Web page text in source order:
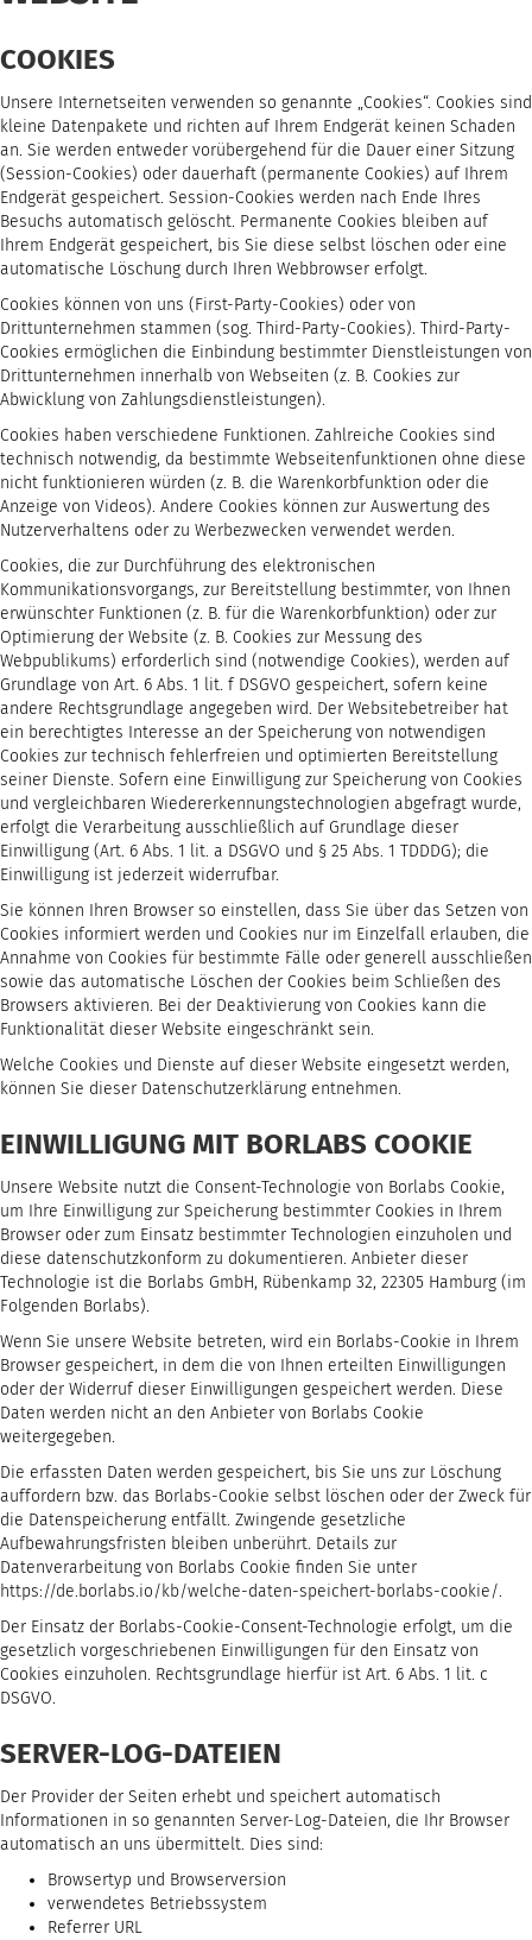
COOKIES
Unsere Internetseiten verwenden so genannte „Cookies“. Cookies sind
kleine Datenpakete und richten auf Ihrem Endgerät keinen Schaden
an. Sie werden entweder vorübergehend für die Dauer einer Sitzung
(Session-Cookies) oder dauerhaft (permanente Cookies) auf Ihrem
Endgerät gespeichert. Session-Cookies werden nach Ende Ihres
Besuchs automatisch gelöscht. Permanente Cookies bleiben auf
Ihrem Endgerät gespeichert, bis Sie diese selbst löschen oder eine
automatische Löschung durch Ihren Webbrowser erfolgt.
Cookies können von uns (First-Party-Cookies) oder von
Drittunternehmen stammen (sog. Third-Party-Cookies). Third-Party-
Cookies ermöglichen die Einbindung bestimmter Dienstleistungen von
Drittunternehmen innerhalb von Webseiten (z. B. Cookies zur
Abwicklung von Zahlungsdienstleistungen).
Cookies haben verschiedene Funktionen. Zahlreiche Cookies sind
technisch notwendig, da bestimmte Webseitenfunktionen ohne diese
nicht funktionieren würden (z. B. die Warenkorbfunktion oder die
Anzeige von Videos). Andere Cookies können zur Auswertung des
Nutzerverhaltens oder zu Werbezwecken verwendet werden.
Cookies, die zur Durchführung des elektronischen
Kommunikationsvorgangs, zur Bereitstellung bestimmter, von Ihnen
erwünschter Funktionen (z. B. für die Warenkorbfunktion) oder zur
Optimierung der Website (z. B. Cookies zur Messung des
Webpublikums) erforderlich sind (notwendige Cookies), werden auf
Grundlage von Art. 6 Abs. 1 lit. f DSGVO gespeichert, sofern keine
andere Rechtsgrundlage angegeben wird. Der Websitebetreiber hat
ein berechtigtes Interesse an der Speicherung von notwendigen
Cookies zur technisch fehlerfreien und optimierten Bereitstellung
seiner Dienste. Sofern eine Einwilligung zur Speicherung von Cookies
und vergleichbaren Wiedererkennungstechnologien abgefragt wurde,
erfolgt die Verarbeitung ausschließlich auf Grundlage dieser
Einwilligung (Art. 6 Abs. 1 lit. a DSGVO und § 25 Abs. 1 TDDDG); die
Einwilligung ist jederzeit widerrufbar.
Sie können Ihren Browser so einstellen, dass Sie über das Setzen von
Cookies informiert werden und Cookies nur im Einzelfall erlauben, die
Annahme von Cookies für bestimmte Fälle oder generell ausschließen
sowie das automatische Löschen der Cookies beim Schließen des
Browsers aktivieren. Bei der Deaktivierung von Cookies kann die
Funktionalität dieser Website eingeschränkt sein.
Welche Cookies und Dienste auf dieser Website eingesetzt werden,
können Sie dieser Datenschutzerklärung entnehmen.
EINWILLIGUNG MIT BORLABS COOKIE
Unsere Website nutzt die Consent-Technologie von Borlabs Cookie,
um Ihre Einwilligung zur Speicherung bestimmter Cookies in Ihrem
Browser oder zum Einsatz bestimmter Technologien einzuholen und
diese datenschutzkonform zu dokumentieren. Anbieter dieser
Technologie ist die Borlabs GmbH, Rübenkamp 32, 22305 Hamburg (im
Folgenden Borlabs).
Wenn Sie unsere Website betreten, wird ein Borlabs-Cookie in Ihrem
Browser gespeichert, in dem die von Ihnen erteilten Einwilligungen
oder der Widerruf dieser Einwilligungen gespeichert werden. Diese
Daten werden nicht an den Anbieter von Borlabs Cookie
weitergegeben.
Die erfassten Daten werden gespeichert, bis Sie uns zur Löschung
auffordern bzw. das Borlabs-Cookie selbst löschen oder der Zweck für
die Datenspeicherung entfällt. Zwingende gesetzliche
Aufbewahrungsfristen bleiben unberührt. Details zur
Datenverarbeitung von Borlabs Cookie finden Sie unter
https://de.borlabs.io/kb/welche-daten-speichert-borlabs-cookie/.
Der Einsatz der Borlabs-Cookie-Consent-Technologie erfolgt, um die
gesetzlich vorgeschriebenen Einwilligungen für den Einsatz von
Cookies einzuholen. Rechtsgrundlage hierfür ist Art. 6 Abs. 1 lit. c
DSGVO.
SERVER-LOG-DATEIEN
Der Provider der Seiten erhebt und speichert automatisch
Informationen in so genannten Server-Log-Dateien, die Ihr Browser
automatisch an uns übermittelt. Dies sind:
Browsertyp und Browserversion
verwendetes Betriebssystem
Referrer URL